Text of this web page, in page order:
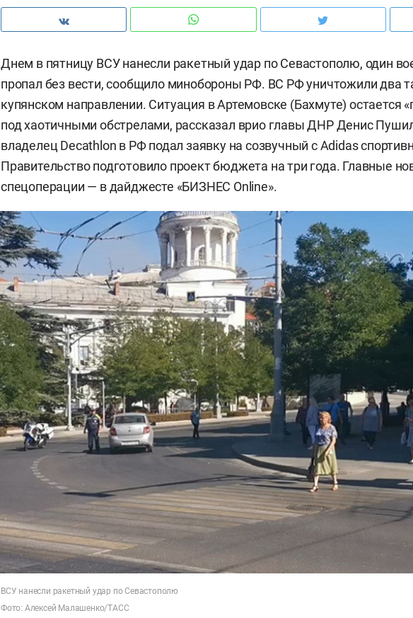
Днем в пятницу ВСУ нанесли ракетный удар по Севастополю, один
пропал без вести, сообщило минобороны РФ. ВС РФ уничтожили два
купянском направлении. Ситуация в Артемовске (Бахмуте) остается
под хаотичными обстрелами, рассказал врио главы ДНР Денис
владелец Decathlon в РФ подал заявку на созвучный с Adidas
Правительство подготовило проект бюджета на три года. Главные
спецоперации — в дайджесте «БИЗНЕС Online».
ВСУ нанесли ракетный удар по Севастополю
Фото: Алексей Малашенко/ТАСС